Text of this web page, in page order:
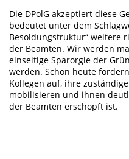
Die DPolG akzeptiert diese
bedeutet unter dem
Besoldungstruktur“ weitere
der Beamten. Wir werden
einseitige Sparorgie der
werden. Schon heute
Kollegen auf, ihre
mobilisieren und ihnen
der Beamten erschöpft ist.